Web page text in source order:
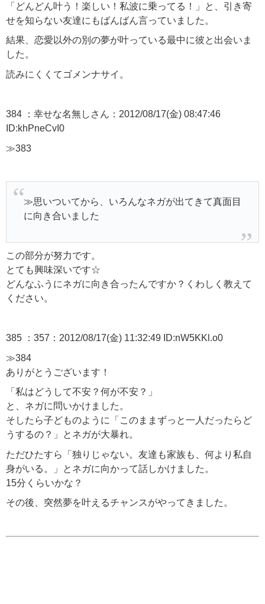
「どんどん叶う！楽しい！私波に乗ってる！」と、引き寄
せを知らない友達にもばんばん言っていました。
結果、恋愛以外の別の夢が叶っている最中に彼と出会いま
した。
読みにくくてゴメンナサイ。
384 ：幸せな名無しさん：2012/08/17(金) 08:47:46
ID:khPneCvI0
≫383
≫思いついてから、いろんなネガが出てきて真面目
に向き合いました
この部分が努力です。
とても興味深いです☆
どんなふうにネガに向き合ったんですか？くわしく教えて
ください。
385 ：357：2012/08/17(金) 11:32:49 ID:nW5KKl.o0
≫384
ありがとうございます！
「私はどうして不安？何が不安？」
と、ネガに問いかけました。
そしたら子どものように「このままずっと一人だったらど
うするの？」とネガが大暴れ。
ただひたすら「独りじゃない。友達も家族も、何より私自
身がいる。」とネガに向かって話しかけました。
15分くらいかな？
その後、突然夢を叶えるチャンスがやってきました。